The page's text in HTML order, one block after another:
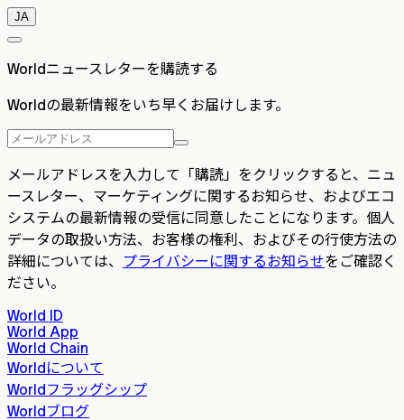
JA
Worldニュースレターを購読する
Worldの最新情報をいち早くお届けします。
メールアドレスを入力して「購読」をクリックすると、ニュ
ースレター、マーケティングに関するお知らせ、およびエコ
システムの最新情報の受信に同意したことになります。個人
データの取扱い方法、お客様の権利、およびその行使方法の
詳細については、
プライバシーに関するお知らせをご確認く
ださい。
World ID
World App
World Chain
Worldについて
Worldフラッグシップ
Worldブログ